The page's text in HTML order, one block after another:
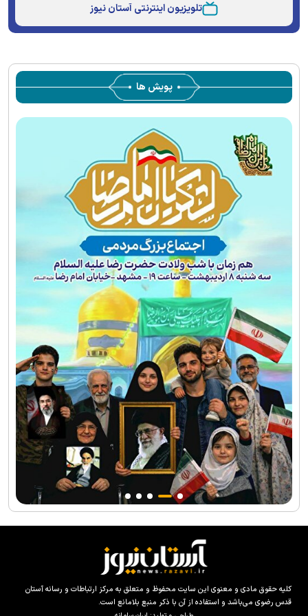
تلویزیون اینترنتی آستان نیوز
پویش ها
کلیه حقوق مادی و معنوی این سایت محفوظ و متعلق به مرکز ارتباطات و رسانه آستان
قدس رضوی می‌باشد و استفاده از آن با ذکر منبع بلامانع است.